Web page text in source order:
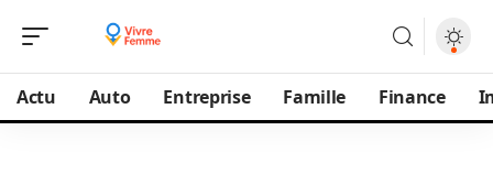
Actu Auto Entreprise Famille Finance